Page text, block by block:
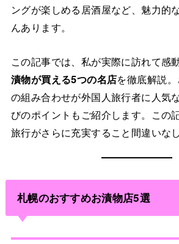
ングが楽しめる居酒屋など、魅力的
んあります。
この記事では、私が実際に訪れて感
漬物が買える5つの名店を徹底解説
の組み合わせが外国人旅行者に人気
びのポイントもご紹介します。この
旅行がさらに充実すること間違いな
札幌のおすすめお漬物店5選